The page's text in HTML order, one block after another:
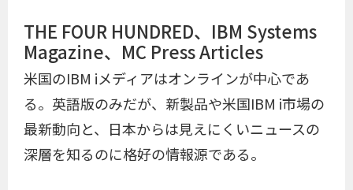
THE FOUR HUNDRED、IBM Systems
Magazine、MC Press Articles
米国のIBM iメディアはオンラインが中心であ
る。英語版のみだが、新製品や米国IBM i市場の
最新動向と、日本からは見えにくいニュースの
深層を知るのに格好の情報源である。